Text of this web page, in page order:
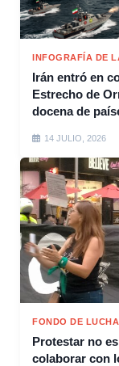
INFOGRAFÍA DE
Irán entró en
Estrecho de
docena de
14 JULIO, 2026
FONDO DE LUCHA
Protestar no
colaborar con